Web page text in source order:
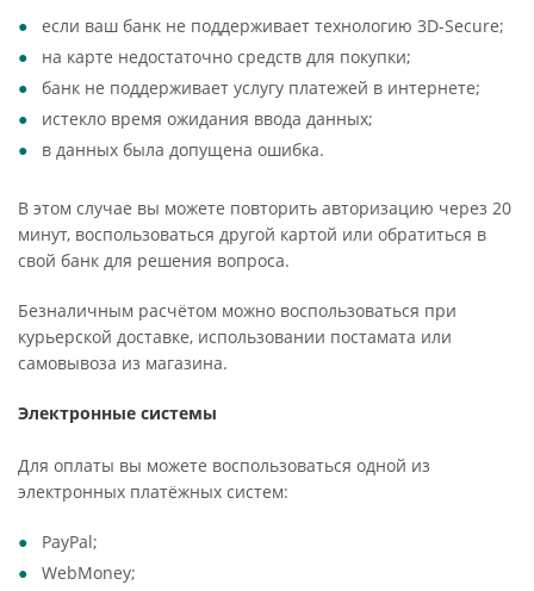
если ваш банк не поддерживает технологию 3D-Secure;
на карте недостаточно средств для покупки;
банк не поддерживает услугу платежей в интернете;
истекло время ожидания ввода данных;
в данных была допущена ошибка.
В этом случае вы можете повторить авторизацию через 20
минут, воспользоваться другой картой или обратиться в
свой банк для решения вопроса.
Безналичным расчётом можно воспользоваться при
курьерской доставке, использовании постамата или
самовывоза из магазина.
Электронные системы
Для оплаты вы можете воспользоваться одной из
электронных платёжных систем:
PayPal;
WebMoney;